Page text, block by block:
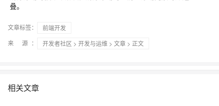
叠。
文章标签：
前端开发
来 源：
开发者社区 > 开发与运维 > 文章 > 正文
相关文章